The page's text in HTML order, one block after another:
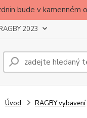
bude v
2023
Úvod RAGBY vybavení